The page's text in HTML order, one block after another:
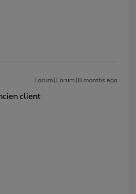
Forum|Forum|8 months ago
client